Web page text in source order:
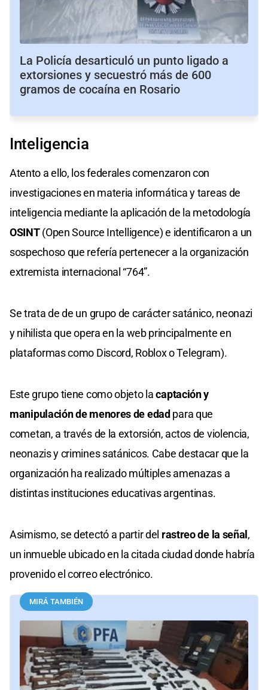
La Policía desarticuló un punto ligado a
extorsiones y secuestró más de 600
gramos de cocaína en Rosario
Inteligencia
Atento a ello, los federales comenzaron con
investigaciones en materia informática y tareas de
inteligencia mediante la aplicación de la metodología
OSINT(Open Source Intelligence) e identificaron a un
sospechoso que refería pertenecer a la organización
extremista internacional “764”.
Se trata de de un grupo de carácter satánico, neonazi
y nihilista que opera en la web principalmente en
plataformas como Discord, Roblox o Telegram).
Este grupo tiene como objeto lacaptación y
manipulación de menores de edad para que
cometan, a través de la extorsión, actos de violencia,
neonazis y crimines satánicos. Cabe destacar que la
organización ha realizado múltiples amenazas a
distintas instituciones educativas argentinas.
Asimismo, se detectó a partir del rastreo de la señal ,
un inmueble ubicado en la citada ciudad donde habría
provenido el correo electrónico.
MIRÁ TAMBIÉN